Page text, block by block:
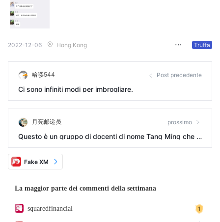
2022-12-06 Hong Kong Truffa
哈喽544 Post precedente
Ci sono infiniti modi per imbrogliare.
月亮邮递员 prossimo
Questo è un gruppo di docenti di nome Tang Ming che h
a indotto investimenti in London Gold
Fake XM
La maggior parte dei commenti della settimana
squaredfinancial